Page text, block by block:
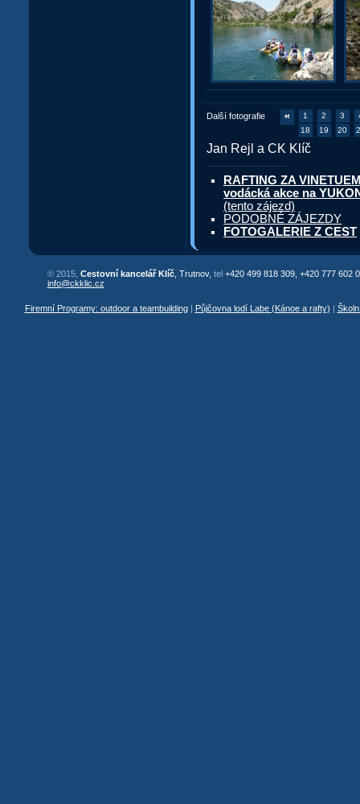
Další fotografie 1 2 3
18
19 20
Jan Rejl a CK Klíč
RAFTING ZA
vodácká akce na
(tento zájezd)
PODOBNÉ ZÁJEZDY
FOTOGALERIE Z CEST
© 2015, Cestovní kancelář Klíč, Trutnov, tel +420 499 818 309, +420 777 602
info@ckklic.cz
Firemní Programy: outdoor a teambuilding| Půjčovna lodí Labe (Kánoe a rafty)